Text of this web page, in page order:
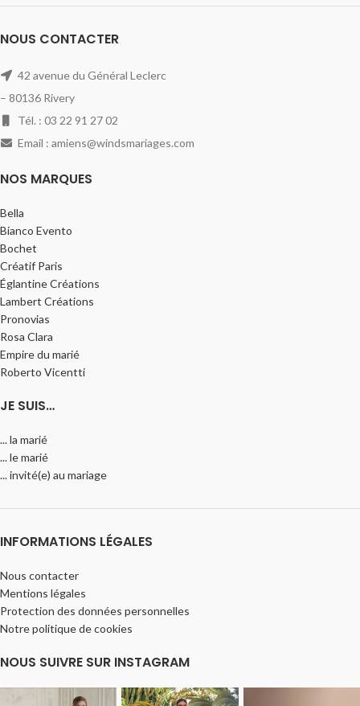
NOUS CONTACTER
42 avenue du Général Leclerc
– 80136 Rivery
Tél. : 03 22 91 27 02
Email : amiens@windsmariages.com
NOS MARQUES
Bella
Bianco Evento
Bochet
Créatif Paris
Églantine Créations
Lambert Créations
Pronovias
Rosa Clara
Empire du marié
Roberto Vicentti
JE SUIS…
... la marié
... le marié
... invité(e) au mariage
INFORMATIONS LÉGALES
Nous contacter
Mentions légales
Protection des données personnelles
Notre politique de cookies
NOUS SUIVRE SUR INSTAGRAM